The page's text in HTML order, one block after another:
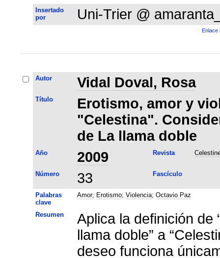
Insertado
por
Uni-Trier @
Enlace
Autor Vidal Doval, Rosa
Título
Erotismo, amor y
"Celestina".
de La llama doble
Año 2009 Revista
Número 33 Fascículo
Palabras
clave
Amor; Erotismo; Violencia; Octavio Paz
Resumen
Aplica la definición de
llama doble” a
deseo funciona